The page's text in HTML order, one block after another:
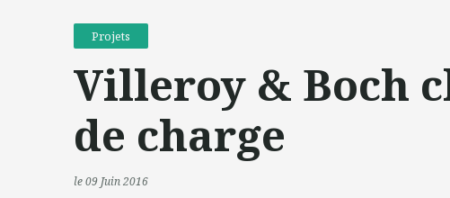
Projets
Villeroy & Boch
de charge
le 09 Juin 2016